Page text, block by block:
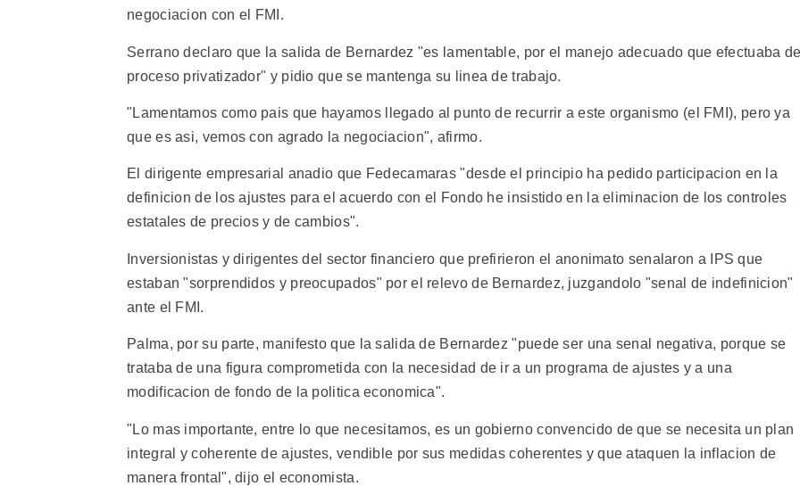
negociacion con el FMI.
Serrano declaro que la salida de Bernardez "es lamentable, por el manejo adecuado que efectuaba del
proceso privatizador" y pidio que se mantenga su linea de trabajo.
"Lamentamos como pais que hayamos llegado al punto de recurrir a este organismo (el FMI), pero ya
que es asi, vemos con agrado la negociacion", afirmo.
El dirigente empresarial anadio que Fedecamaras "desde el principio ha pedido participacion en la
definicion de los ajustes para el acuerdo con el Fondo he insistido en la eliminacion de los controles
estatales de precios y de cambios".
Inversionistas y dirigentes del sector financiero que prefirieron el anonimato senalaron a IPS que
estaban "sorprendidos y preocupados" por el relevo de Bernardez, juzgandolo "senal de indefinicion"
ante el FMI.
Palma, por su parte, manifesto que la salida de Bernardez "puede ser una senal negativa, porque se
trataba de una figura comprometida con la necesidad de ir a un programa de ajustes y a una
modificacion de fondo de la politica economica".
"Lo mas importante, entre lo que necesitamos, es un gobierno convencido de que se necesita un plan
integral y coherente de ajustes, vendible por sus medidas coherentes y que ataquen la inflacion de
manera frontal", dijo el economista.